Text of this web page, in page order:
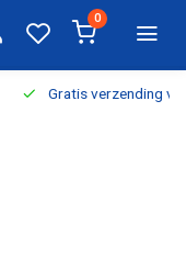
0
Gratis verzending